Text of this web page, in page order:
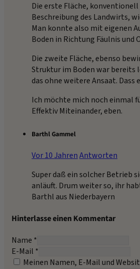
Die erste Fläche,
Beschreibung des Landwirts,
Man konnte also mit eigenen
Boden in Richtung Fäulnis
Die zweite Fläche, ebenso
Struktur im Boden war bereits
das ohne weitere Ansaat.
Ich möchte mich noch einmal
Effektiv Miteinander, eben.
Barthl Gammel
Vor 10 JahrenAntworten
Super daß ein solcher Betrieb
anläuft. Drum weiter so, ihr
Barthl aus Niederbayern
Hinterlasse einen Kommentar
Name *
E-Mail *
Meinen Namen, E-Mail und